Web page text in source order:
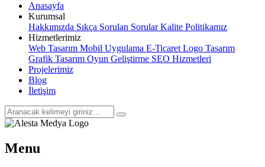
Anasayfa
Kurumsal
Hakkımızda Sıkça Sorulan SorularKalite Politikamız
Hizmetlerimiz
Web Tasarım Mobil Uygulama E-Ticaret Logo Tasarım
Grafik Tasarım Oyun Geliştirme SEO Hizmetleri
Projelerimiz
Blog
İletişim
Menu